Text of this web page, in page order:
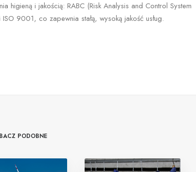
higieną i jakością: RABC (Risk Analysis and Control System
9001, co zapewnia stałą, wysoką jakość usług.
PODOBNE